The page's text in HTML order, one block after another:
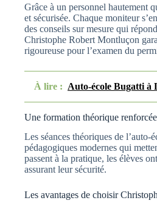
Grâce à un personnel hautement
et sécurisée. Chaque moniteur
des conseils sur mesure qui
Christophe Robert Montluçon
rigoureuse pour l’examen du
À lire : Auto-école Bugatti à
Une formation théorique
Les séances théoriques de
pédagogiques modernes qui
passent à la pratique, les élèves
assurant leur sécurité.
Les avantages de choisir